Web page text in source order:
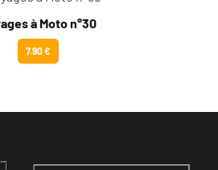
à Moto n°30
7.90 €